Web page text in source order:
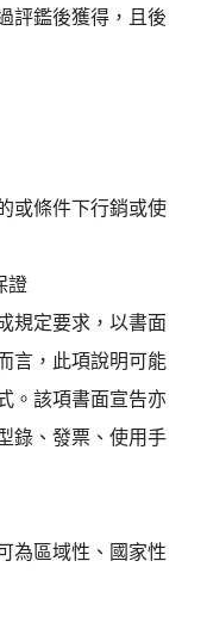
評鑑後獲得，且後
或條件下行銷或使
證
規定要求，以書面
言，此項說明可能
。該項書面宣告亦
錄、發票、使用手
為區域性、國家性